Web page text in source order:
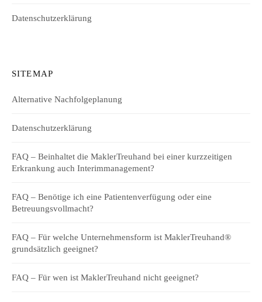
Datenschutzerklärung
SITEMAP
Alternative Nachfolgeplanung
Datenschutzerklärung
FAQ – Beinhaltet die MaklerTreuhand bei einer kurzzeitigen
Erkrankung auch Interimmanagement?
FAQ – Benötige ich eine Patientenverfügung oder eine
Betreuungsvollmacht?
FAQ – Für welche Unternehmensform ist MaklerTreuhand®
grundsätzlich geeignet?
FAQ – Für wen ist MaklerTreuhand nicht geeignet?